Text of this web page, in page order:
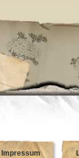
Impressum